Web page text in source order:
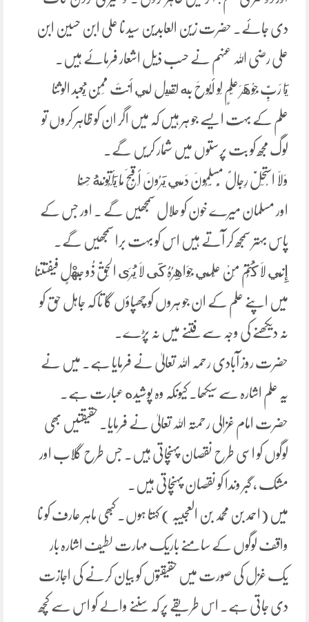
دی جائے۔ حضرت زین العابدین سید نا علی ابن حسین ابن
علی رضی اللہ عنہم نے حسب ذیل اشعار فرمائے ہیں۔
يَا رَبِّ جَوْهَرَ عِلْمٍ لَو أَبُوحَ به لقيل لي أنتَ مِمَّن يُعبد الوثنا
علم کے بہت ایسے جو ہر ہیں کہ میں اگر ان کو ظاہر کروں تو
لوگ مجھ کو بت پرستوں میں شمار کریں گے۔
وَلَا اسْتَحَلَّ رِجَالٌ مُّسْلِمُونَ دَمِي يَرُونَ أَقْبَحَ مَا يَأْتُونَهُ حَسَنَا
اور مسلمان میرے خون کو حلال سمجھیں گے ۔ اور جس کے
پاس بہتر سمجھ کر آتے ہیں اس کو بہت برا سمجھیں گے۔
إِنِّي لَا كُتُمُ مِنْ عِلْمِي جَوَاهِرُہَُ كَى لَا يُرَى الْحَقَّ ذُو جَهْلٍ فیفتتنا
میں اپنے علم کے ان جو ہروں کو چھپاؤں گا تا کہ جاہل حق کو
نہ دیکھنے کی وجہ سےفتنے میں نہ پڑے۔
حضرت روز آبادی رحمہ اللہ تعالیٰ نے فرمایا ہے۔ میں نے
یہ علم اشارہ سے سیکھا۔ کیونکہ وہ پوشیده عبارت ہے۔
حضرت امام غزالی رحمتہ اللہ تعالیٰ نے فرمایا۔ حقیقتیں بھی
لوگوں کو اسی طرح نقصان پہنچاتی ہیں۔ جس طرح گلاب اور
مشک ، گبر وندا کو نقصان پہنچاتی ہیں۔
میں (احمد بن محمد بن العجیبہ ) کہتا ہوں۔ کبھی ماہر عارف کو نا
واقف لوگوں کے سامنے باریک مہارت لطیف اشارہ بار
یک غزل کی صورت میں حقیقتوں کو بیان کرنے کی اجازت
دی جاتی ہے۔ اس طریقے پر کہ سننے والے کو اس سے کچھ